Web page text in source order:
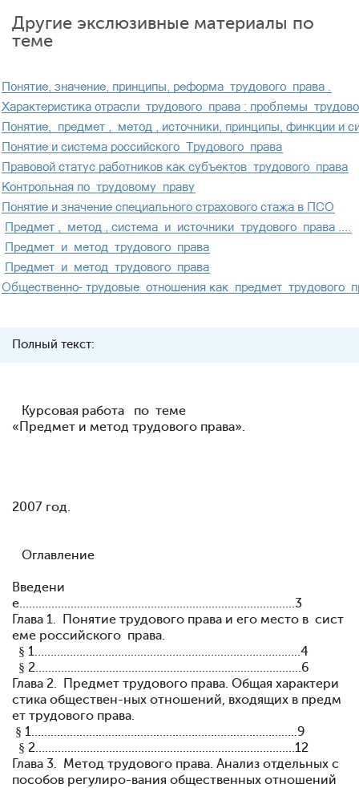
Другие экслюзивные материалы по
теме
Полный текст:
Курсовая работа по теме
«Предмет и метод трудового права».
2007 год.
Оглавление
Введени
е…………………………………………………………………………..3
Глава 1. Понятие трудового права и его место в сист
еме российского права.
§ 1………………………………………………………………………..4
§ 2………………………………………………………………………..6
Глава 2. Предмет трудового права. Общая характери
стика обществен-ных отношений, входящих в предм
ет трудового права.
§ 1………………………………………………………………………..9
§ 2………………………………………………………………………12
Глава 3. Метод трудового права. Анализ отдельных с
пособов регулиро-вания общественных отношений